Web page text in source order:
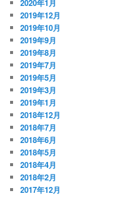
2020年1月
2019年12月
2019年10月
2019年9月
2019年8月
2019年7月
2019年5月
2019年3月
2019年1月
2018年12月
2018年7月
2018年6月
2018年5月
2018年4月
2018年2月
2017年12月